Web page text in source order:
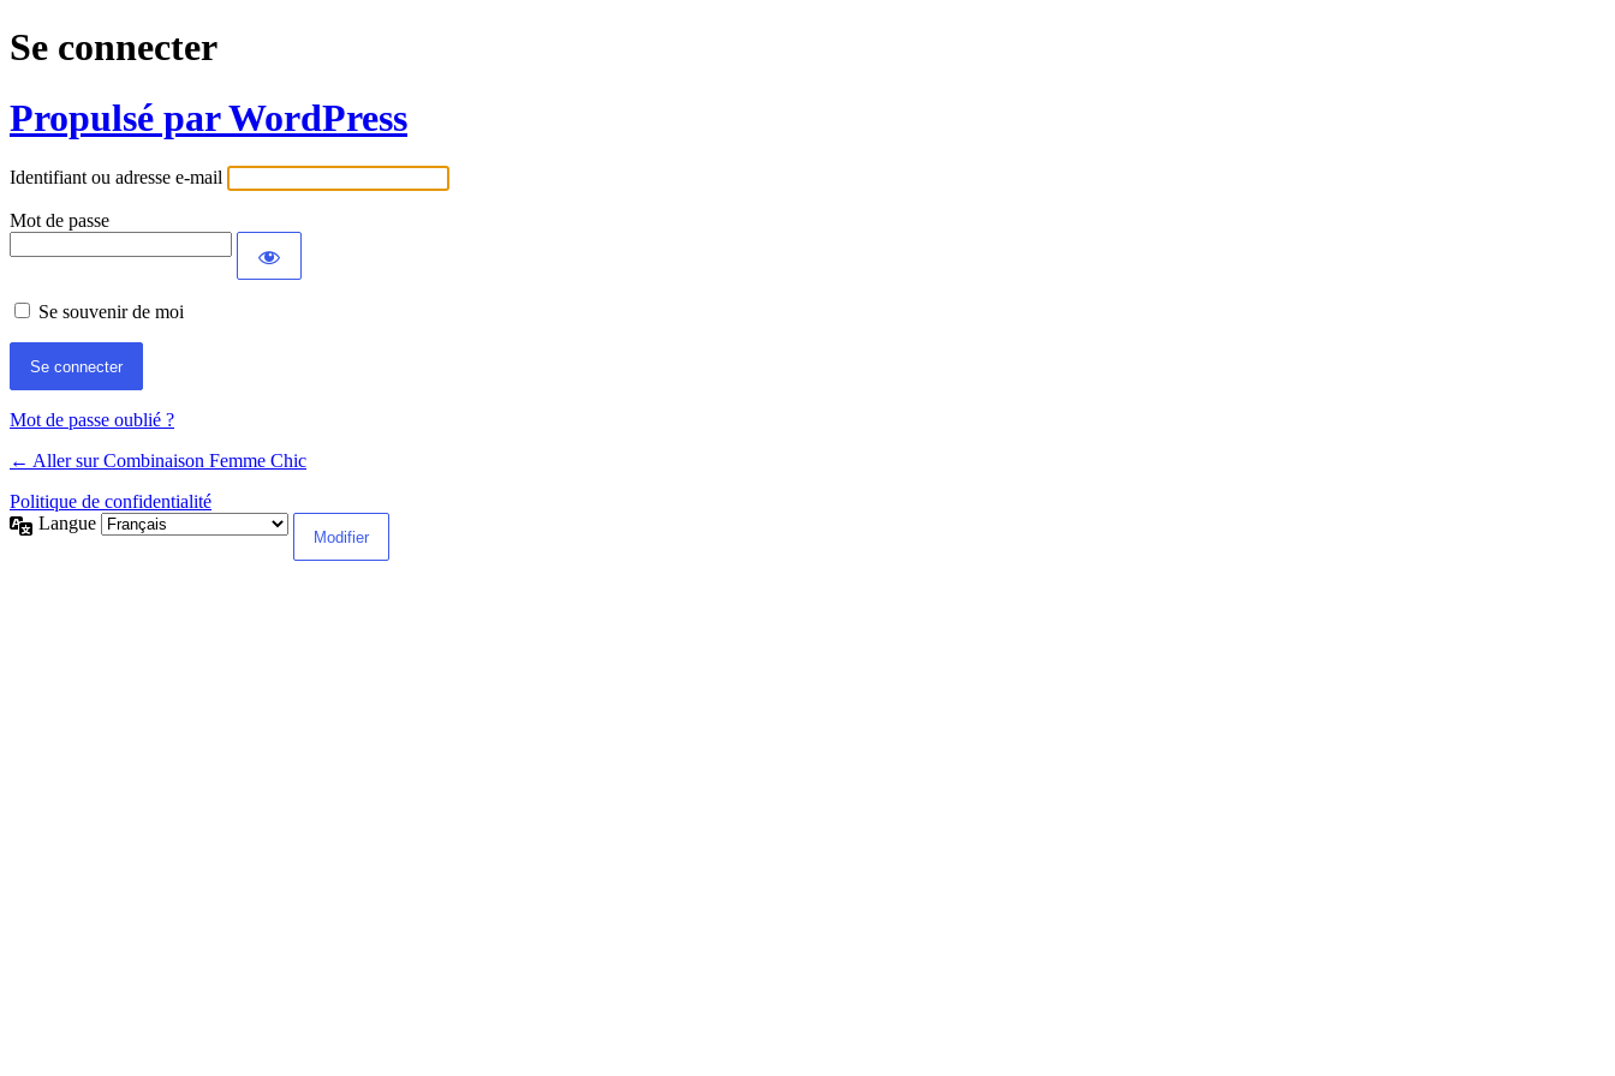
Se connecter
Propulsé par WordPress
Identifiant ou adresse e-mail
Mot de passe
Se souvenir de moi
Mot de passe oublié ?
← Aller sur Combinaison Femme Chic
Politique de confidentialité
Langue